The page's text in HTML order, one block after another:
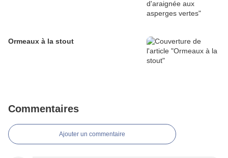
Ormeaux à la stout
Commentaires
Ajouter un commentaire